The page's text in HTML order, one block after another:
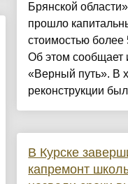
Брянской
прошло
стоимостью более
Об этом сообщает
«Верный путь». В
реконструкции
В Курске
капремонт